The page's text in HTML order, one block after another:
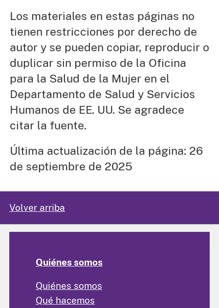
Los materiales en estas páginas no
tienen restricciones por derecho de
autor y se pueden copiar, reproducir o
duplicar sin permiso de la Oficina
para la Salud de la Mujer en el
Departamento de Salud y Servicios
Humanos de EE. UU. Se agradece
citar la fuente.
Última actualización de la página: 26
de septiembre de 2025
Volver arriba
Quiénes somos
Quiénes somos
Qué hacemos